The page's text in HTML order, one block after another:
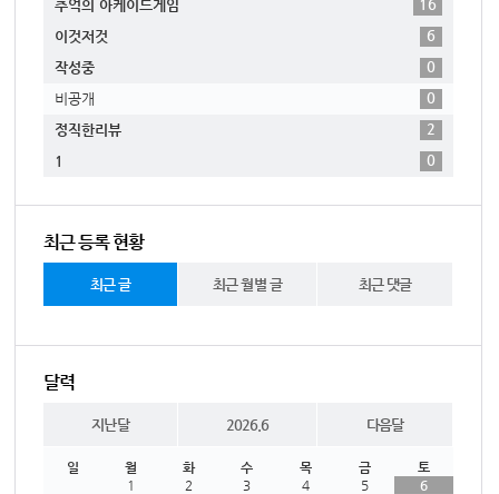
추억의 아케이드게임
16
이것저것
6
작성중
0
비공개
0
정직한리뷰
2
1
0
최근 등록 현황
최근 글 최근 월별 글 최근 댓글
달력
지난달 2026.6 다음달
일 월 화 수 목 금
토
1
2 3 4 5
6